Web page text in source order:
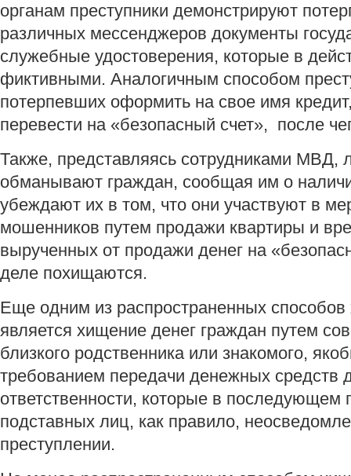
органам преступники демонстрируют
различных мессенджеров документы
служебные удостоверения, которые в
фиктивными. Аналогичным способом
потерпевших оформить на свое имя
перевести на «безопасный счет», после
Также, представляясь сотрудниками МВД,
обманывают граждан, сообщая им о
убеждают их в том, что они участвуют в
мошенников путем продажи квартиры и
вырученных от продажи денег на
деле похищаются.
Еще одним из распространенных
является хищение денег граждан путем
близкого родственника или знакомого,
требованием передачи денежных средств
ответственности, которые в последующем
подставных лиц, как правило,
преступлении.